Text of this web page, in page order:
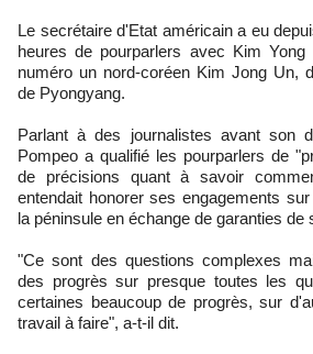
Le secrétaire d'Etat américain a eu
heures de pourparlers avec Kim
numéro un nord-coréen Kim Jong Un,
de Pyongyang.
Parlant à des journalistes avant son
Pompeo a qualifié les pourparlers de
de précisions quant à savoir
entendait honorer ses engagements
la péninsule en échange de garanties de
"Ce sont des questions complexes
des progrès sur presque toutes les
certaines beaucoup de progrès, sur
travail à faire", a-t-il dit.